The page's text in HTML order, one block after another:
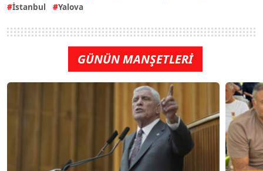
İstanbul
Yalova
GÜNÜN MANŞETLERİ